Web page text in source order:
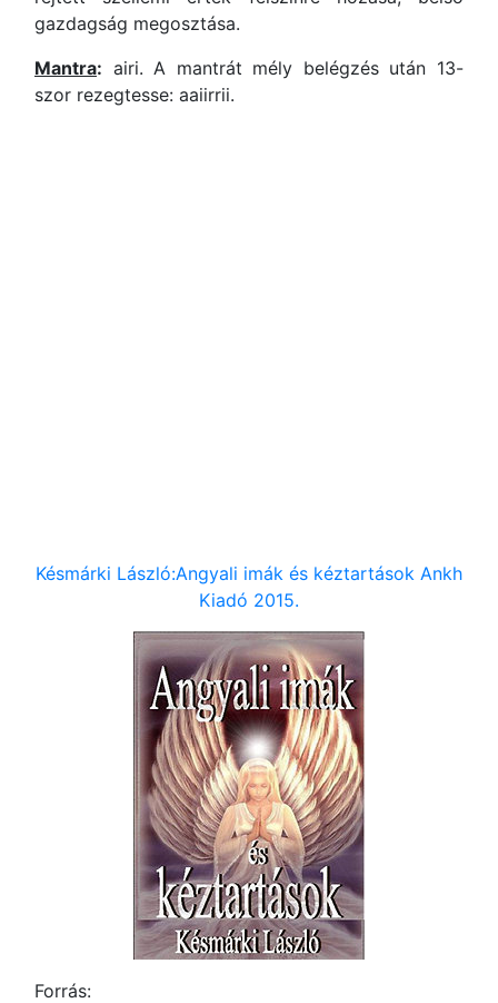
gazdagság megosztása.
Mantra: airi. A mantrát mély belégzés után 13-
szor rezegtesse: aaiirrii.
Késmárki László:Angyali imák és kéztartások Ankh
Kiadó 2015.
Forrás: